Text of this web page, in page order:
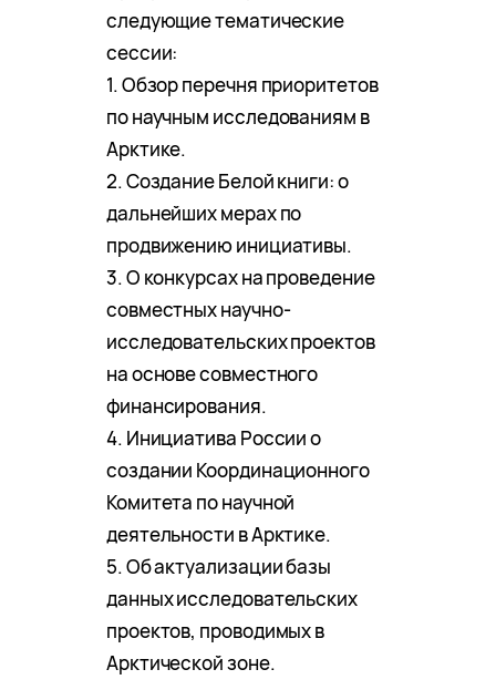
следующие тематические
сессии:
1. Обзор перечня приоритетов
по научным исследованиям в
Арктике.
2. Создание Белой книги: о
дальнейших мерах по
продвижению инициативы.
3. О конкурсах на проведение
совместных научно-
исследовательских проектов
на основе совместного
финансирования.
4. Инициатива России о
создании Координационного
Комитета по научной
деятельности в Арктике.
5. Об актуализации базы
данных исследовательских
проектов, проводимых в
Арктической зоне.